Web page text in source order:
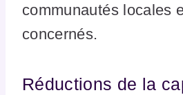
communautés locales
concernés.
Réductions de la